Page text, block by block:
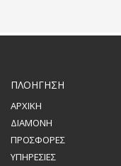
ΠΛΟΗΓΗΣΗ
ΑΡΧΙΚΗ
ΔΙΑΜΟΝΗ
ΠΡΟΣΦΟΡΕΣ
ΥΠΗΡΕΣΙΕΣ